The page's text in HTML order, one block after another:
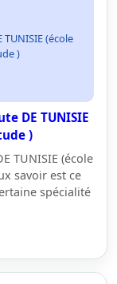
(école
)
DE TUNISIE
)
TUNISIE (école
savoir est ce
spécialité